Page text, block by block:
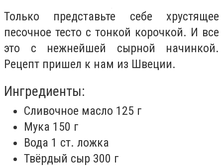
Только представьте себе хрустящее
песочное тесто с тонкой корочкой. И все
это с нежнейшей сырной начинкой.
Рецепт пришел к нам из Швеции.
Ингредиенты:
Сливочное масло 125 г
Мука 150 г
Вода 1 ст. ложка
Твёрдый сыр 300 г